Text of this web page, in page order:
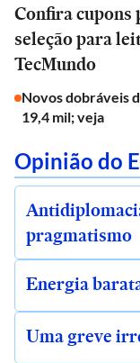
Confira cupons
seleção para
TecMundo
Novos dobráveis
19,4 mil; veja
Opinião do
pragmatismo
Energia
Uma greve